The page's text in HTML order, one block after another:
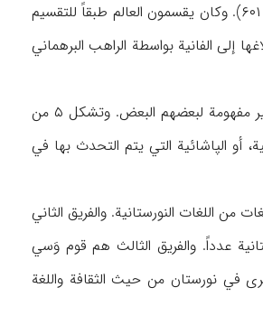
نظامهم العقائدي قد تشكل من مجموعة رموز وشعائر ومناسك ومعتقدات لها شبه بالمذاهب الهندو آرية القديمة («الأقوام»، ۶۰۱). وكان يقسمون العالم طبقاً للتقسيم
إلى الفانية بواسطة الراهب البرهماني
كان أهالي نورستان يقسمون بحسب القرابات الثقافية واللغويـة إلى ۳ مجاميع قومية يتكلمون بـ ۶ لغات غير مكتوبة وغير مفهومة لبعضهم البعض. وتشكل ۵ من
أو الپاشائية التي يتم التحدث بها في
من هذه التجمعات القومية الثلاثية هم أهل كلاشه الذين يقيمون في الشريط الجنوبي لنورستان ويتحدثون بـ ۳ لغات من اللغات النورستانية. والفريق الثاني
عدداً. والفريق الثالث هم قوم وَسي
في نورستان من حيث الثقافة واللغة